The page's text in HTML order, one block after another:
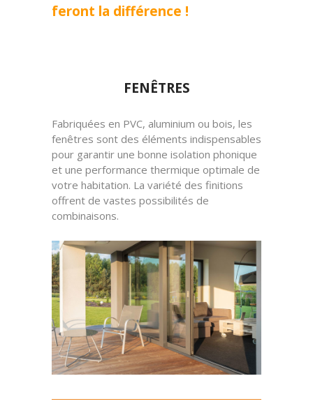
feront la différence !
FENÊTRES
Fabriquées en PVC, aluminium ou bois, les
fenêtres sont des éléments indispensables
pour garantir une bonne isolation phonique
et une performance thermique optimale de
votre habitation. La variété des finitions
offrent de vastes possibilités de
combinaisons.